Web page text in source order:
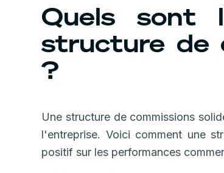
Quels sont
structure de
?
Une structure de commissions
l'entreprise. Voici comment une
positif sur les performances